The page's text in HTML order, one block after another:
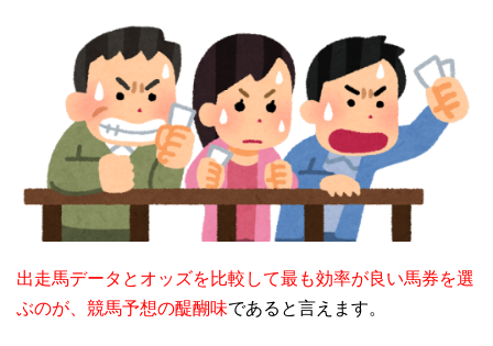
出走馬データとオッズを比較して最も効率が良い馬券を選
ぶのが、競馬予想の醍醐味であると言えます。